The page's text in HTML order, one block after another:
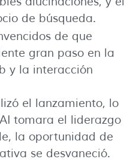
de búsqueda.
de que
gran paso en la
y la interacción
el lanzamiento, lo
tomara el liderazgo
la oportunidad de
se desvaneció.